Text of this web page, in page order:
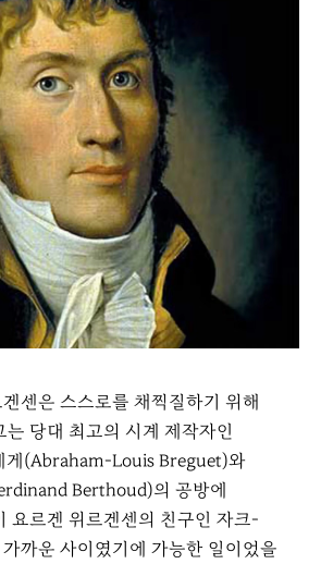
센은 스스로를 채찍질하기 위해
당대 최고의 시계 제작자인
게(Abraham-Louis Breguet)와
Berthoud)의 공방에
요르겐 위르겐센의 친구인 자크-
까운 사이였기에 가능한 일이었을